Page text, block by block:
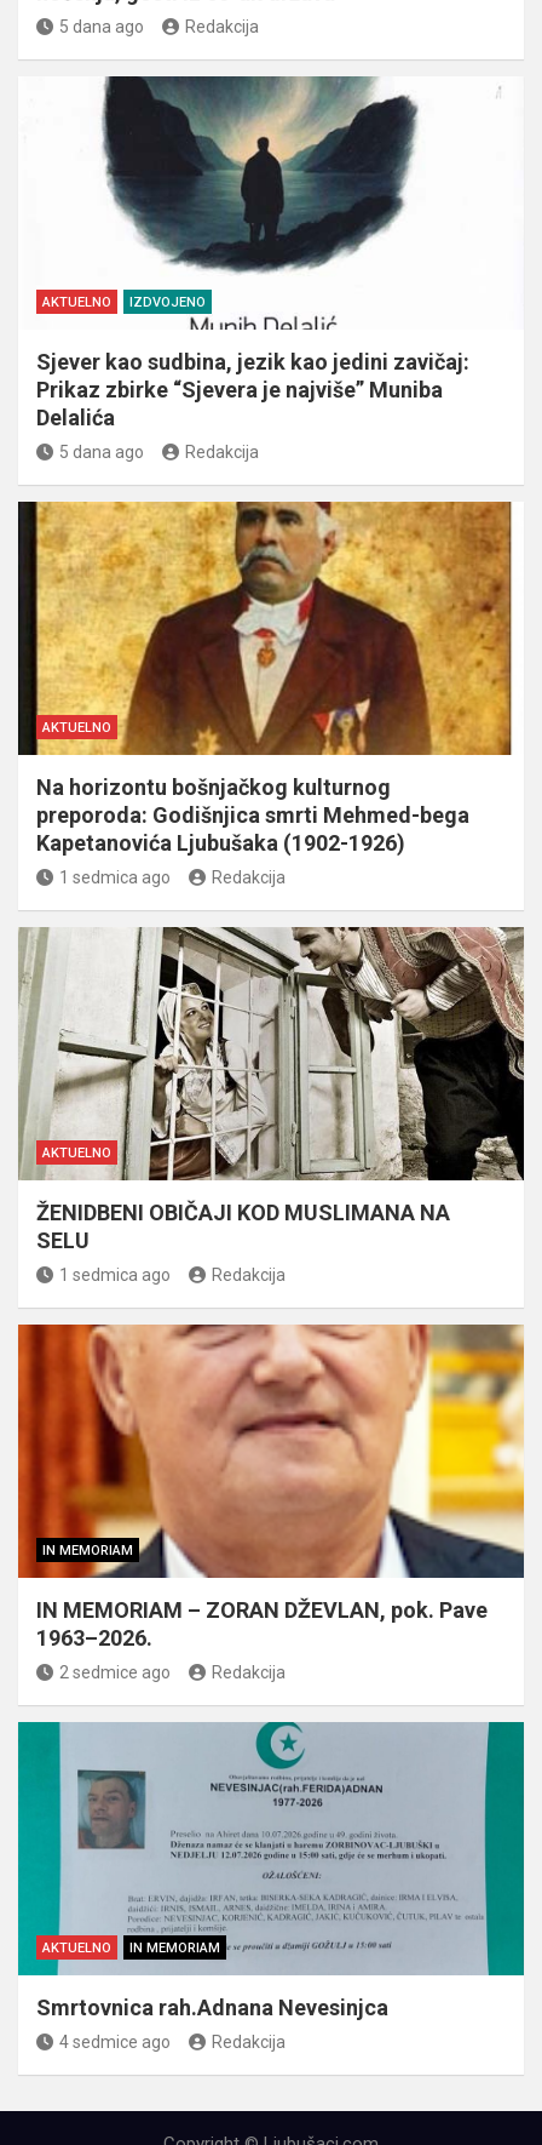
5 dana ago Redakcija
AKTUELNO IZDVOJENO
Sjever kao sudbina, jezik kao jedini zavičaj:
Prikaz zbirke “Sjevera je najviše” Muniba
Delalića
5 dana ago Redakcija
AKTUELNO
Na horizontu bošnjačkog kulturnog
preporoda: Godišnjica smrti Mehmed-bega
Kapetanovića Ljubušaka (1902-1926)
1 sedmica ago Redakcija
AKTUELNO
ŽENIDBENI OBIČAJI KOD MUSLIMANA NA
SELU
1 sedmica ago Redakcija
IN MEMORIAM
IN MEMORIAM – ZORAN DŽEVLAN, pok. Pave
1963–2026.
2 sedmice ago Redakcija
AKTUELNO IN MEMORIAM
Smrtovnica rah.Adnana Nevesinjca
4 sedmice ago Redakcija